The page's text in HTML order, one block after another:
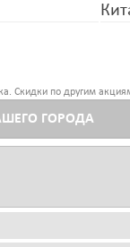
Скидки по другим
ГОРОДА